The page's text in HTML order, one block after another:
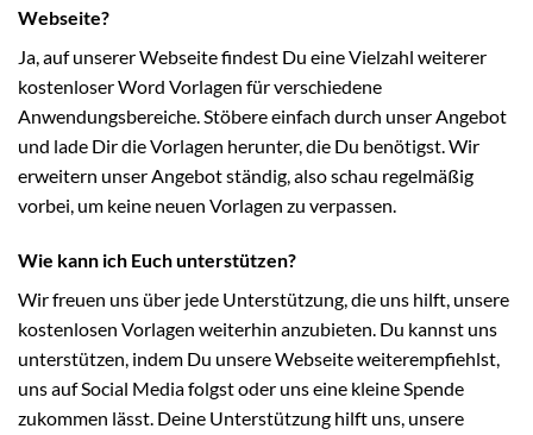
Webseite?
Ja, auf unserer Webseite findest Du eine Vielzahl weiterer
kostenloser Word Vorlagen für verschiedene
Anwendungsbereiche. Stöbere einfach durch unser Angebot
und lade Dir die Vorlagen herunter, die Du benötigst. Wir
erweitern unser Angebot ständig, also schau regelmäßig
vorbei, um keine neuen Vorlagen zu verpassen.
Wie kann ich Euch unterstützen?
Wir freuen uns über jede Unterstützung, die uns hilft, unsere
kostenlosen Vorlagen weiterhin anzubieten. Du kannst uns
unterstützen, indem Du unsere Webseite weiterempfiehlst,
uns auf Social Media folgst oder uns eine kleine Spende
zukommen lässt. Deine Unterstützung hilft uns, unsere